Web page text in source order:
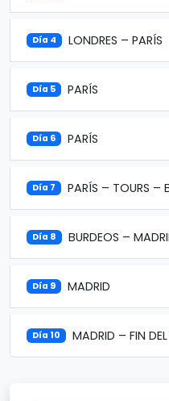
Día 4 LONDRES – PARÍS
Día 5 PARÍS
Día 6 PARÍS
Día 7 PARÍS – TOURS –
Día 8 BURDEOS –
Día 9 MADRID
Día 10 MADRID – FIN